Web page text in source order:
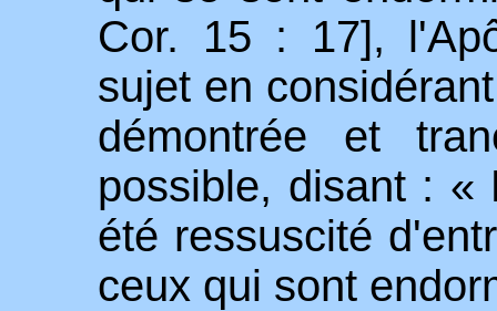
Cor. 15 : 17],
sujet en
démontrée et
possible, disant : «
été ressuscité
ceux qui sont